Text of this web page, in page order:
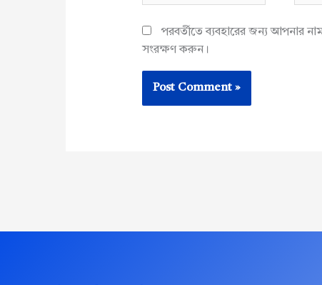
পরবর্তীতে ব্যবহারের জন্য আপনার
সংরক্ষণ করুন।